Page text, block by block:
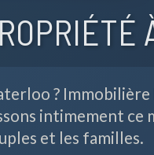
? Immobilière
intimement
et les familles.